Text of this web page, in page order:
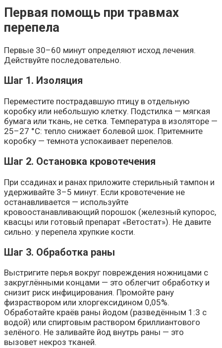
Первая помощь при травмах
перепела
Первые 30–60 минут определяют исход лечения.
Действуйте последовательно.
Шаг 1. Изоляция
Переместите пострадавшую птицу в отдельную
коробку или небольшую клетку. Подстилка — мягкая
бумага или ткань, не сетка. Температура в изоляторе —
25–27 °C: тепло снижает болевой шок. Притемните
коробку — темнота успокаивает перепелов.
Шаг 2. Остановка кровотечения
При ссадинах и ранах приложите стерильный тампон и
удерживайте 3–5 минут. Если кровотечение не
останавливается — используйте
кровоостанавливающий порошок (железный купорос,
квасцы или готовый препарат «Ветостат»). Не давите
сильно: у перепела хрупкие кости.
Шаг 3. Обработка раны
Выстригите перья вокруг повреждения ножницами с
закруглёнными концами — это облегчит обработку и
снизит риск инфицирования. Промойте рану
физраствором или хлоргексидином 0,05%.
Обработайте краёв раны йодом (разведённым 1:3 с
водой) или спиртовым раствором бриллиантового
зелёного. Не заливайте йод внутрь раны — это
вызовет некроз тканей.